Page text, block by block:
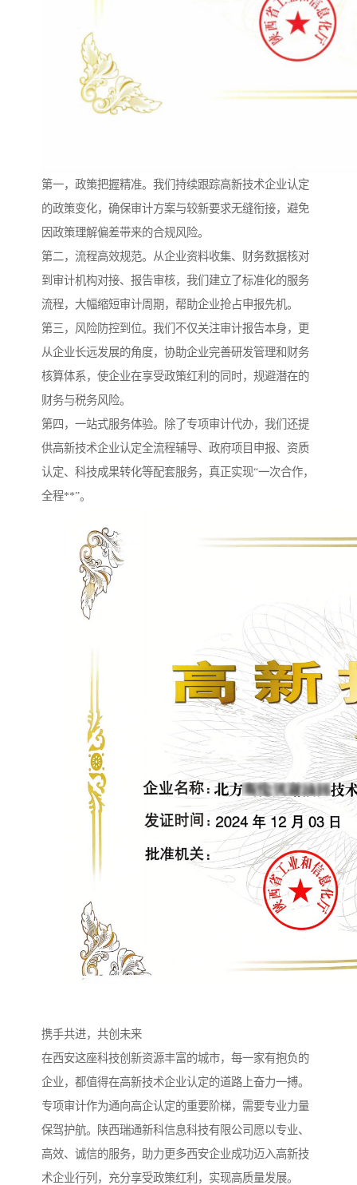
第一，政策把握精准。我们持续跟踪高新技术企业认定
的政策变化，确保审计方案与较新要求无缝衔接，避免
因政策理解偏差带来的合规风险。
第二，流程高效规范。从企业资料收集、财务数据核对
到审计机构对接、报告审核，我们建立了标准化的服务
流程，大幅缩短审计周期，帮助企业抢占申报先机。
第三，风险防控到位。我们不仅关注审计报告本身，更
从企业长远发展的角度，协助企业完善研发管理和财务
核算体系，使企业在享受政策红利的同时，规避潜在的
财务与税务风险。
第四，一站式服务体验。除了专项审计代办，我们还提
供高新技术企业认定全流程辅导、政府项目申报、资质
认定、科技成果转化等配套服务，真正实现“一次合作，
全程**”。
携手共进，共创未来
在西安这座科技创新资源丰富的城市，每一家有抱负的
企业，都值得在高新技术企业认定的道路上奋力一搏。
专项审计作为通向高企认定的重要阶梯，需要专业力量
保驾护航。陕西瑞通新科信息科技有限公司愿以专业、
高效、诚信的服务，助力更多西安企业成功迈入高新技
术企业行列，充分享受政策红利，实现高质量发展。